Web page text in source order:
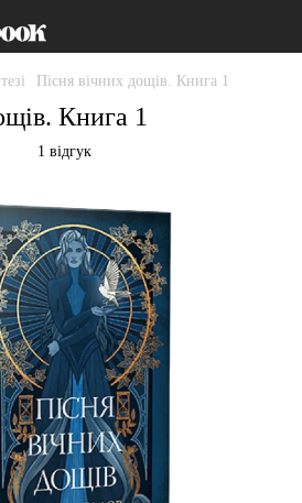
Пісня вічних дощів. Книга 1
Книга 1
1 відгук